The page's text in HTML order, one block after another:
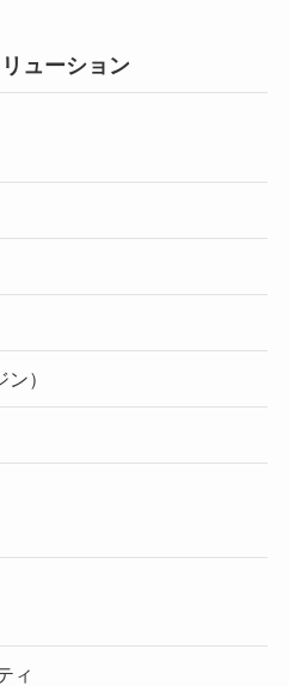
ューション
）
ィ